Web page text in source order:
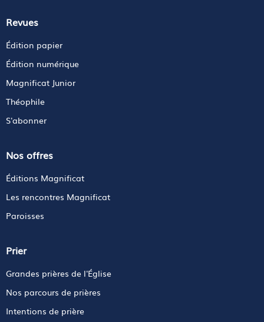
Revues
Édition papier
Édition numérique
Magnificat Junior
Théophile
S'abonner
Nos offres
Éditions Magnificat
Les rencontres Magnificat
Paroisses
Prier
Grandes prières de l'Église
Nos parcours de prières
Intentions de prière